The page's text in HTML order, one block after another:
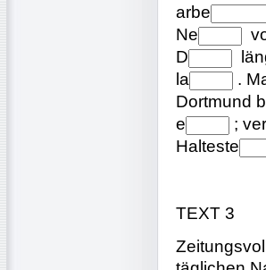
arbe
Ne
D
la
.
Dortmund
e
;
Halteste
TEXT 3